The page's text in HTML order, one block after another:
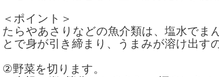
＜ポイント＞
たらやあさりなどの魚介類は、塩水でま
とで身が引き締まり、うまみが溶け出す
②野菜を切ります。